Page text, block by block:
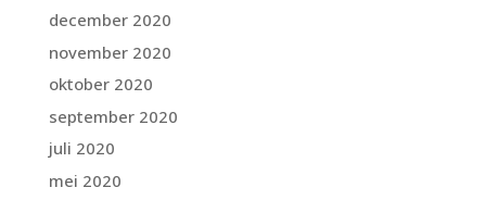
december 2020
november 2020
oktober 2020
september 2020
juli 2020
mei 2020